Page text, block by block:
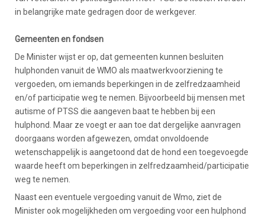
in belangrijke mate gedragen door de werkgever.
Gemeenten en fondsen
De Minister wijst er op, dat gemeenten kunnen besluiten
hulphonden vanuit de WMO als maatwerkvoorziening te
vergoeden, om iemands beperkingen in de zelfredzaamheid
en/of participatie weg te nemen. Bijvoorbeeld bij mensen met
autisme of PTSS die aangeven baat te hebben bij een
hulphond. Maar ze voegt er aan toe dat dergelijke aanvragen
doorgaans worden afgewezen, omdat onvoldoende
wetenschappelijk is aangetoond dat de hond een toegevoegde
waarde heeft om beperkingen in zelfredzaamheid/participatie
weg te nemen.
Naast een eventuele vergoeding vanuit de Wmo, ziet de
Minister ook mogelijkheden om vergoeding voor een hulphond